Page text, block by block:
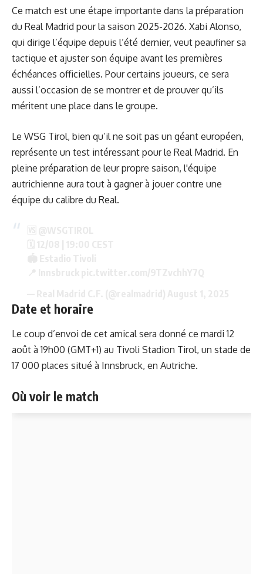
Ce match est une étape importante dans la préparation
du Real Madrid pour la saison 2025-2026. Xabi Alonso,
qui dirige l’équipe depuis l’été dernier, veut peaufiner sa
tactique et ajuster son équipe avant les premières
échéances officielles. Pour certains joueurs, ce sera
aussi l’occasion de se montrer et de prouver qu’ils
méritent une place dans le groupe.
Le WSG Tirol, bien qu’il ne soit pas un géant européen,
représente un test intéressant pour le Real Madrid. En
pleine préparation de leur propre saison, l'équipe
autrichienne aura tout à gagner à jouer contre une
équipe du calibre du Real.
Date et horaire
Le coup d’envoi de cet amical sera donné ce mardi 12
août à 19h00 (GMT+1) au Tivoli Stadion Tirol, un stade de
17 000 places situé à Innsbruck, en Autriche.
Où voir le match